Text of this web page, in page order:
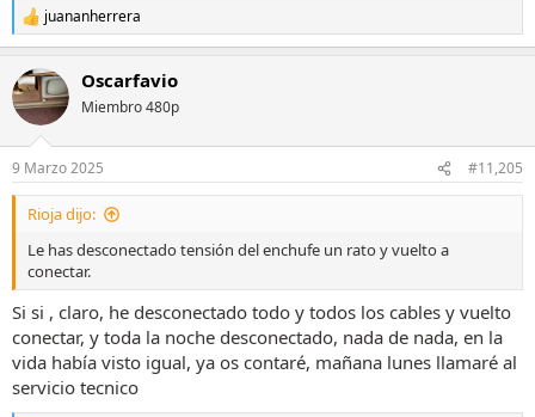
R
e
c
c
i
e
s
juananherrera
Oscarfavio
Miembro 480p
9 Marzo 2025 #11,205
Rioja dijo:
Le has desconectado tensión del enchufe un rato y vuelto a
conectar.
Si si , claro, he desconectado todo y todos los cables y vuelto
conectar, y toda la noche desconectado, nada de nada, en la
vida había visto igual, ya os contaré, mañana lunes llamaré al
servicio tecnico